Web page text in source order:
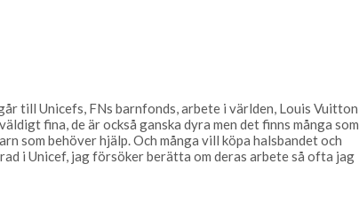
till Unicefs, FNs barnfonds, arbete i världen, Louis Vuitton
fina, de är också ganska dyra men det finns många som
som behöver hjälp. Och många vill köpa halsbandet och
i Unicef, jag försöker berätta om deras arbete så ofta jag